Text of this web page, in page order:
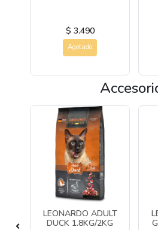
$ 3.490
Agotado
LEONARDO ADULT
DUCK 1.8KG/2KG